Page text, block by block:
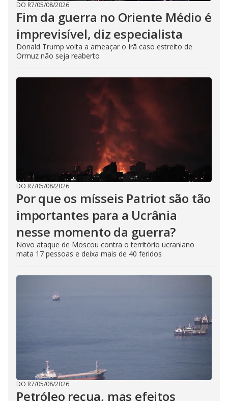
DO R7/05/08/2026
Fim da guerra no Oriente Médio é
imprevisível, diz especialista
Donald Trump volta a ameaçar o Irã caso estreito de
Ormuz não seja reaberto
DO R7/05/08/2026
Por que os mísseis Patriot são tão
importantes para a Ucrânia
nesse momento da guerra?
Novo ataque de Moscou contra o território ucraniano
mata 17 pessoas e deixa mais de 40 feridos
DO R7/05/08/2026
Petróleo recua, mas efeitos